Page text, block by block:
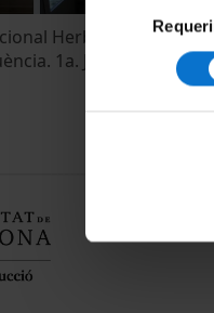
de
consentiment
HerbArt: art i
1a. Jornada